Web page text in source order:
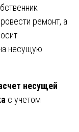
ремонт, а
несущую
несущей
с учетом